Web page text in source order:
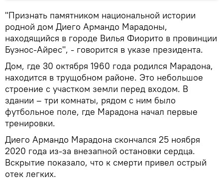
"Признать памятником национальной истории
родной дом Диего Армандо Марадоны,
находящийся в городе Вилья Фиорито в провинции
Буэнос-Айрес", - говорится в указе президента.
Дом, где 30 октября 1960 года родился Марадона,
находится в трущобном районе. Это небольшое
строение с участком земли перед входом. В
здании – три комнаты, рядом с ним было
футбольное поле, где Марадона начал первые
тренировки.
Диего Армандо Марадона скончался 25 ноября
2020 года из-за внезапной остановки сердца.
Вскрытие показало, что к смерти привел острый
отек легких.